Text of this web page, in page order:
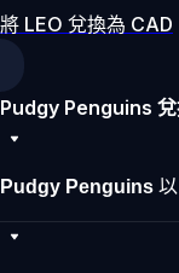
將 LEO 兌換為 CAD
Pudgy Penguins
Pudgy Penguins 以